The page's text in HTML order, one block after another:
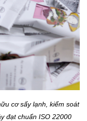
cơ sấy lạnh, kiểm soát
đạt chuẩn ISO 22000